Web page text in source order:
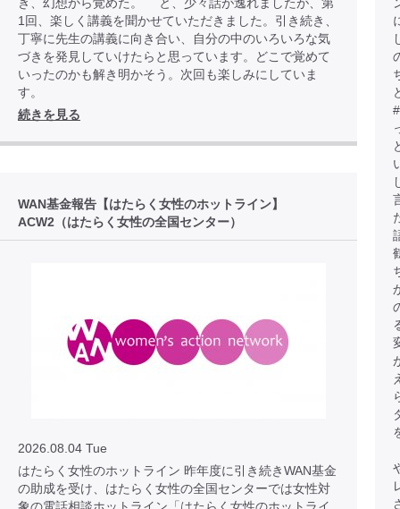
1回、楽しく講義を聞かせていただきました。引き続き、
丁寧に先生の講義に向き合い、自分の中のいろいろな気
づきを発見していけたらと思っています。どこで覚めて
いったのかも解き明かそう。次回も楽しみにしていま
す。
続きを見る
WAN基金報告【はたらく女性のホットライン】
ACW2（はたらく女性の全国センター）
2026.08.04 Tue
はたらく女性のホットライン 昨年度に引き続きWAN基金
の助成を受け、はたらく女性の全国センターでは女性対